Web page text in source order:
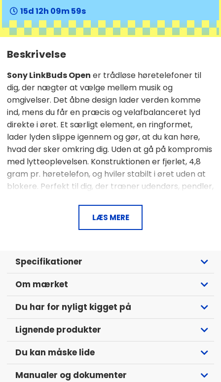
15
12 09 58
Beskrivelse
Sony LinkBuds Open er trådløse høretelefoner til
dig, der nægter at vælge mellem musik og
omgivelser. Det åbne design lader verden komme
ind, mens du får en præcis og velafbalanceret lyd
direkte i øret. Et særligt element, en ringformet,
lader lyden slippe igennem og gør, at du kan høre,
hvad der sker omkring dig. Uden at gå på kompromis
med lytteoplevelsen. Konstruktionen er fjerlet, 4,8
gram pr. høretelefon, og hviler stabilt i øret uden at
blokere. Perfekt til dig, der træner udendørs, pendler,
Fokus på
Op til 22 timers batteritid (8+14) + hurtigopladning
Multipoint, tilslut to enheder samtidigt
EQ og funktioner via Sony | Headphones Connect-appen
LÆS MERE
Specifikationer
Om mærket
Du har for nyligt kigget på
Lignende produkter
Du kan måske lide
Manualer og dokumenter